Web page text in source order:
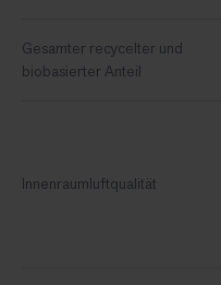
Gesamter recycelter und
biobasierter Anteil
Innenraumluftqualität